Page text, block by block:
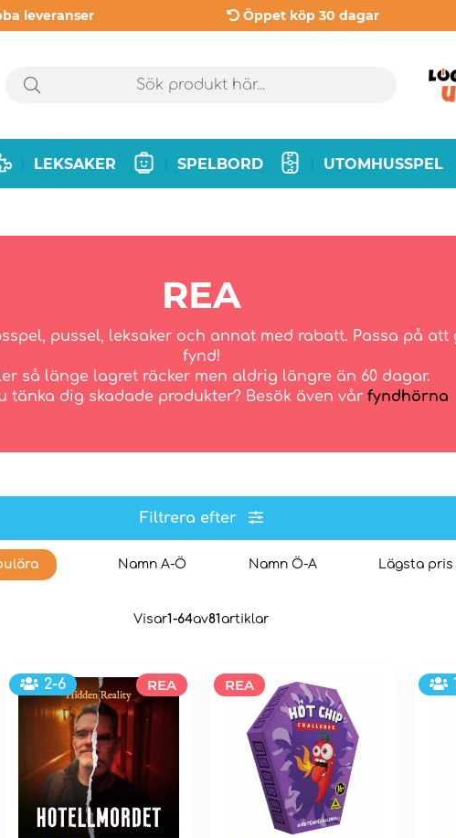
leveranser Öppet köp 30 dagar
LEKSAKER SPELBORD UTOMHUSSPEL
REA
pussel, leksaker och annat med rabatt. Passa på
fynd!
så länge lagret räcker men aldrig längre än 60 dagar.
tänka dig skadade produkter? Besök även vår fyndhörna
Filtrera efter
Namn A-Ö Namn Ö-A Lägsta pris
Visar1-64av81 artiklar
2-6 REA REA